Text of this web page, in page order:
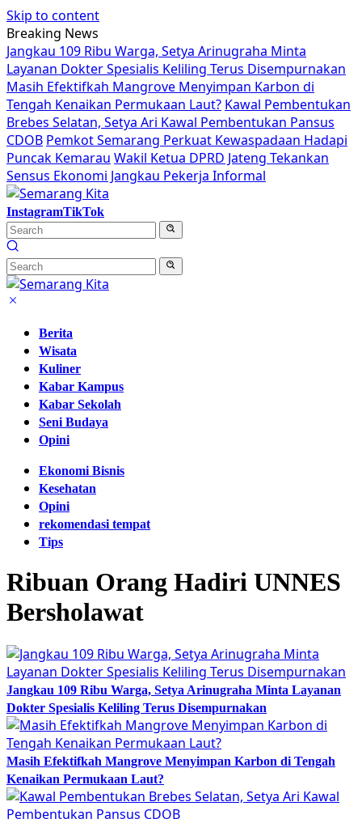
Skip to content
Breaking News
Jangkau 109 Ribu Warga, Setya Arinugraha Minta
Layanan Dokter Spesialis Keliling Terus Disempurnakan
Masih Efektifkah Mangrove Menyimpan Karbon di
Tengah Kenaikan Permukaan Laut? Kawal Pembentukan
Brebes Selatan, Setya Ari Kawal Pembentukan Pansus
CDOB Pemkot Semarang Perkuat Kewaspadaan Hadapi
Puncak Kemarau Wakil Ketua DPRD Jateng Tekankan
Sensus Ekonomi Jangkau Pekerja Informal
InstagramTikTok
Berita
Wisata
Kuliner
Kabar Kampus
Kabar Sekolah
Seni Budaya
Opini
Ekonomi Bisnis
Kesehatan
Opini
rekomendasi tempat
Tips
Ribuan Orang Hadiri UNNES
Bersholawat
Jangkau 109 Ribu Warga, Setya Arinugraha Minta Layanan
Dokter Spesialis Keliling Terus Disempurnakan
Masih Efektifkah Mangrove Menyimpan Karbon di Tengah
Kenaikan Permukaan Laut?